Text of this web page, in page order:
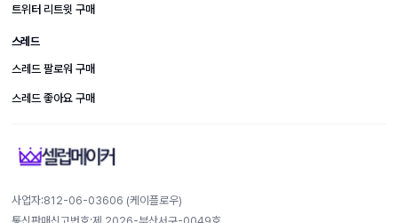
트위터 리트윗 구매
스레드
스레드 팔로워 구매
스레드 좋아요 구매
사업자:812-​06-​03606 (케이플로우)